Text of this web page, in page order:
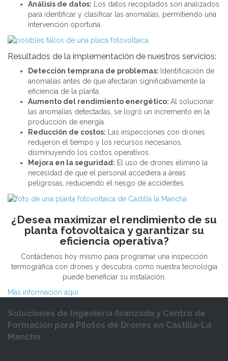
Análisis de datos: Los datos recopilados son analizados
para identificar y clasificar las anomalías, permitiendo una
intervención oportuna.
Resultados de la implementación de nuestros servicios:
Detección temprana de problemas: Identificación de
anomalías antes de que afectaran significativamente la
eficiencia de la planta.
Aumento del rendimiento energético: Al solucionar
las anomalías detectadas, se logró un incremento en la
producción de energía.
Reducción de costos: Las inspecciones con drones
redujeron el tiempo y los recursos necesarios,
disminuyendo los costos operativos.
Mejora en la seguridad: El uso de drones eliminó la
necesidad de que el personal accediera a áreas
peligrosas, reduciendo el riesgo de accidentes.
¿Desea maximizar el rendimiento de su
planta fotovoltaica y garantizar su
eficiencia operativa?
Contáctenos hoy mismo para programar una inspección
termográfica con drones y descubra cómo nuestra tecnología
puede beneficiar su instalación.
Más información aquí
Soluciones de Ingeniería Avanzada y Centro de
Formación para Pilotos de Drones en Castilla-La
Mancha